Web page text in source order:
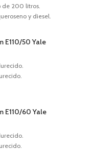
de 200 litros.
y diesel.
E110/50 Yale
E110/60 Yale